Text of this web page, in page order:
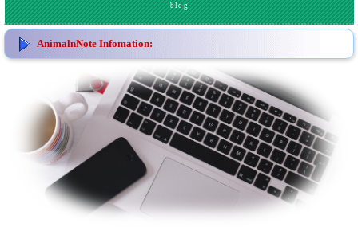
blog
AnimalnNote Infomation: